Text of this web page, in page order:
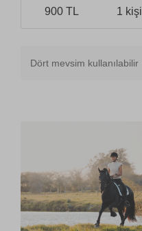
900 TL 1 kişi
Dört mevsim kullanılabilir